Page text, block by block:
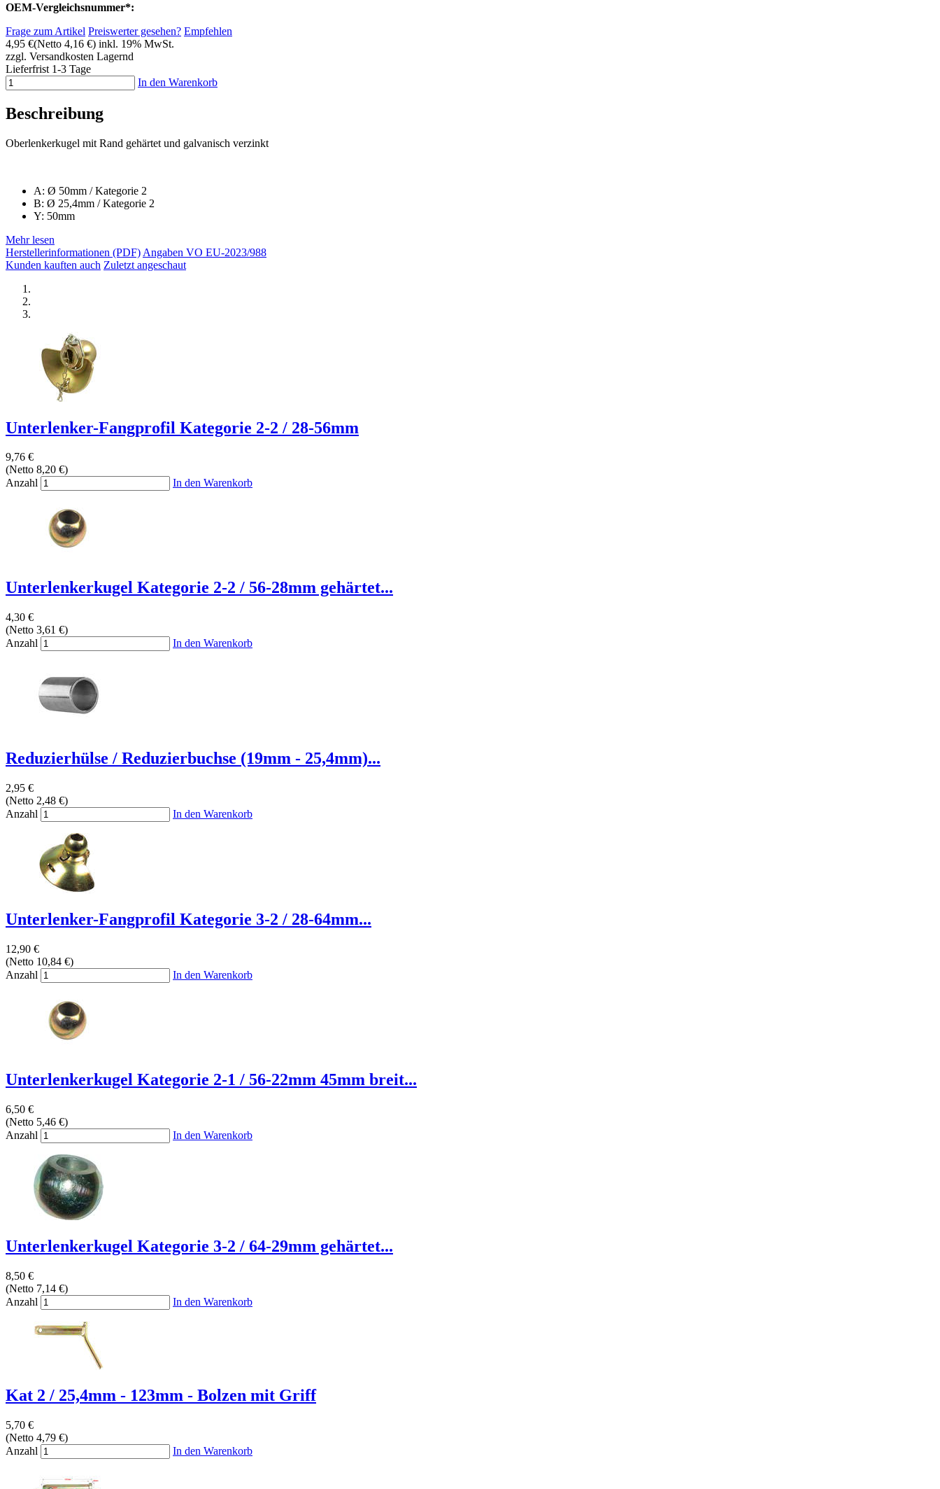
OEM-Vergleichsnummer*:
Frage zum Artikel Preiswerter gesehen? Empfehlen
4,95 €(Netto 4,16 €) inkl. 19% MwSt.
zzgl. Versandkosten Lagernd
Lieferfrist 1-3 Tage
In den Warenkorb
Beschreibung
Oberlenkerkugel mit Rand gehärtet und galvanisch verzinkt
A: Ø 50mm / Kategorie 2
B: Ø 25,4mm / Kategorie 2
Y: 50mm
Mehr lesen
Herstellerinformationen (PDF) Angaben VO EU-2023/988
Kunden kauften auch Zuletzt angeschaut
Unterlenker-Fangprofil Kategorie 2-2 / 28-56mm
9,76 €
(Netto 8,20 €)
Anzahl
In den Warenkorb
Unterlenkerkugel Kategorie 2-2 / 56-28mm gehärtet...
4,30 €
(Netto 3,61 €)
Anzahl
In den Warenkorb
Reduzierhülse / Reduzierbuchse (19mm - 25,4mm)...
2,95 €
(Netto 2,48 €)
Anzahl
In den Warenkorb
Unterlenker-Fangprofil Kategorie 3-2 / 28-64mm...
12,90 €
(Netto 10,84 €)
Anzahl
In den Warenkorb
Unterlenkerkugel Kategorie 2-1 / 56-22mm 45mm breit...
6,50 €
(Netto 5,46 €)
Anzahl
In den Warenkorb
Unterlenkerkugel Kategorie 3-2 / 64-29mm gehärtet...
8,50 €
(Netto 7,14 €)
Anzahl
In den Warenkorb
Kat 2 / 25,4mm - 123mm - Bolzen mit Griff
5,70 €
(Netto 4,79 €)
Anzahl
In den Warenkorb